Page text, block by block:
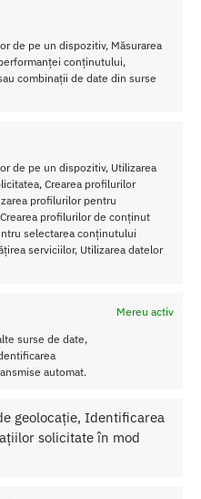
de pe un dispozitiv, Măsurarea
conținutului,
combinații de date din surse
de pe un dispozitiv, Utilizarea
Crearea profilurilor
profilurilor pentru
profilurilor de conținut
selectarea conținutului
serviciilor, Utilizarea datelor
Mereu activ
surse de date,
automat.
geolocație, Identificarea
solicitate în mod
250 lei
14 zile conform termenilor.
si discret in toata tara